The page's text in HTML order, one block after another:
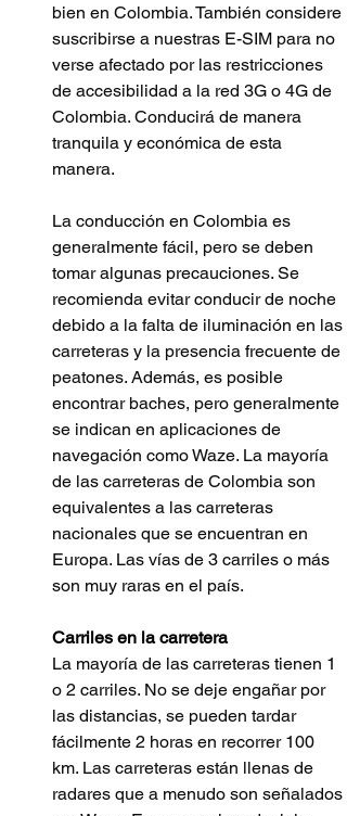
bien en Colombia. También considere
suscribirse a nuestras E-SIM para no
verse afectado por las restricciones
de accesibilidad a la red 3G o 4G de
Colombia. Conducirá de manera
tranquila y económica de esta
manera.
La conducción en Colombia es
generalmente fácil, pero se deben
tomar algunas precauciones. Se
recomienda evitar conducir de noche
debido a la falta de iluminación en las
carreteras y la presencia frecuente de
peatones. Además, es posible
encontrar baches, pero generalmente
se indican en aplicaciones de
navegación como Waze. La mayoría
de las carreteras de Colombia son
equivalentes a las carreteras
nacionales que se encuentran en
Europa. Las vías de 3 carriles o más
son muy raras en el país.
Carriles en la carretera
La mayoría de las carreteras tienen 1
o 2 carriles. No se deje engañar por
las distancias, se pueden tardar
fácilmente 2 horas en recorrer 100
km. Las carreteras están llenas de
radares que a menudo son señalados